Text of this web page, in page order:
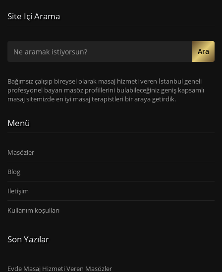
Site Içi Arama
Ara
Bağımsız çalışıp bireysel olarak masaj hizmeti veren İstanbul geneli
profesyonel bayan masöz profillerini bulabileceğiniz geniş kapsamlı
masaj sitemizde en iyi masaj terapistleri bir araya getirdik.
Menü
Masözler
Blog
İletişim
Kullanım koşulları
Son Yazılar
Evde Masaj Hizmeti Veren Masözler